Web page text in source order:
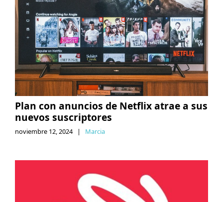
Plan con anuncios de Netflix atrae a sus
nuevos suscriptores
noviembre 12, 2024 | Marcia